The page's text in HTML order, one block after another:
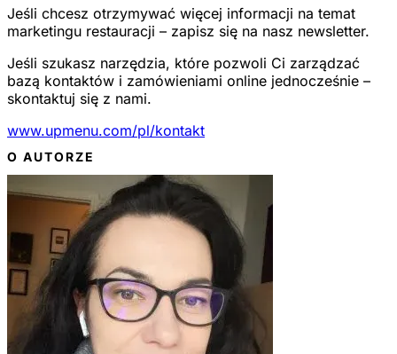
Jeśli chcesz otrzymywać więcej informacji na temat
marketingu restauracji – zapisz się na nasz newsletter.
Jeśli szukasz narzędzia, które pozwoli Ci zarządzać
bazą kontaktów i zamówieniami online jednocześnie –
skontaktuj się z nami.
www.upmenu.com/pl/kontakt
O AUTORZE